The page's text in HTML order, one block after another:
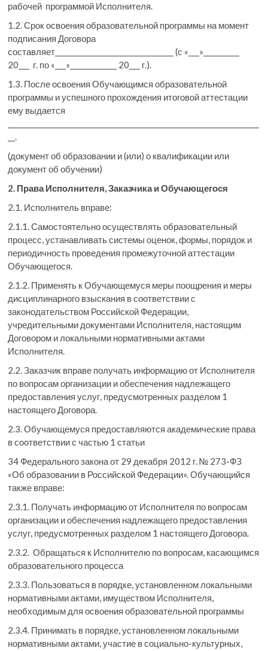
рабочей программой Исполнителя.
1.2. Срок освоения образовательной программы на момент
подписания Договора
составляет_________________________________ (с «___»__________
20___ г. по «___»_____________ 20___ г.).
1.3. После освоения Обучающимся образовательной
программы и успешного прохождения итоговой аттестации
ему выдается
__.
(документ об образовании и (или) о квалификации или
документ об обучении)
2. Права Исполнителя, Заказчика и Обучающегося
2.1. Исполнитель вправе:
2.1.1. Самостоятельно осуществлять образовательный
процесс, устанавливать системы оценок, формы, порядок и
периодичность проведения промежуточной аттестации
Обучающегося.
2.1.2. Применять к Обучающемуся меры поощрения и меры
дисциплинарного взыскания в соответствии с
законодательством Российской Федерации,
учредительными документами Исполнителя, настоящим
Договором и локальными нормативными актами
Исполнителя.
2.2. Заказчик вправе получать информацию от Исполнителя
по вопросам организации и обеспечения надлежащего
предоставления услуг, предусмотренных разделом 1
настоящего Договора.
2.3. Обучающемуся предоставляются академические права
в соответствии с частью 1 статьи
34 Федерального закона от 29 декабря 2012 г. № 273-ФЗ
«Об образовании в Российской Федерации». Обучающийся
также вправе:
2.3.1. Получать информацию от Исполнителя по вопросам
организации и обеспечения надлежащего предоставления
услуг, предусмотренных разделом 1 настоящего Договора.
2.3.2. Обращаться к Исполнителю по вопросам, касающимся
образовательного процесса
2.3.3. Пользоваться в порядке, установленном локальными
нормативными актами, имуществом Исполнителя,
необходимым для освоения образовательной программы
2.3.4. Принимать в порядке, установленном локальными
нормативными актами, участие в социально-культурных,